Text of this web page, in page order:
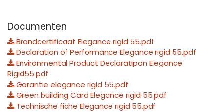
Documenten
Brandcertificaat Elegance rigid 55.pdf
Declaration of Performance Elegance rigid 55.pdf
Environmental Product Declaratipon Elegance
Rigid55.pdf
Garantie elegance rigid 55.pdf
Green building Card Elegance rigid 55.pdf
Technische fiche Elegance rigid 55.pdf